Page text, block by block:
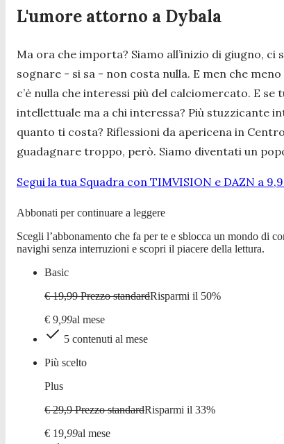
L'umore attorno a Dybala
Ma ora che importa? Siamo all’inizio di giugno,
sognare - si sa - non costa nulla. E men che
c’è nulla che interessi più del calciomercato. E
intellettuale ma a chi interessa? Più stuzzicante
quanto ti costa? Riflessioni da apericena in
guadagnare troppo, però. Siamo diventati un
Segui la tua Squadra con TIMVISION e DAZN a
Abbonati per continuare a leggere
Scegli l’abbonamento che fa per te e sblocca un mondo di
navighi senza interruzioni e scopri il piacere della lettura.
Basic
€ 19,99 Prezzo standardRisparmi il 50%
€ 9,99al mese
5 contenuti al mese
Più scelto
Plus
€ 29,9 Prezzo standardRisparmi il 33%
€ 19,99al mese